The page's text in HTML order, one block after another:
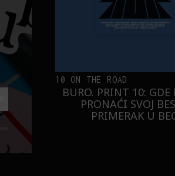
10 ON THE ROAD
BURO. PRINT 10: GDE
PRONAĆI SVOJ
PRIMERAK U